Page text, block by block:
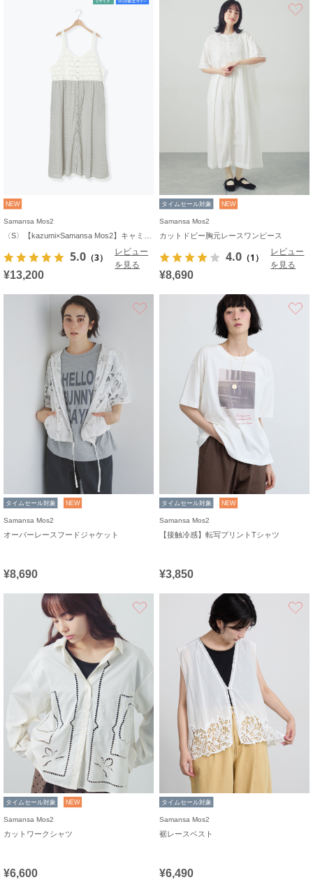
NEW
Samansa Mos2
5.0 （3）
レビュー
を見る
¥13,200
タイムセール対象 NEW
Samansa Mos2
カットドビー胸元レースワンピース
4.0 （1）
レビュー
を見る
¥8,690
タイムセール対象 NEW
Samansa Mos2
オーバーレースフードジャケット
¥8,690
タイムセール対象 NEW
Samansa Mos2
【接触冷感】転写プリントTシャツ
¥3,850
タイムセール対象 NEW
Samansa Mos2
カットワークシャツ
¥6,600
タイムセール対象
Samansa Mos2
裾レースベスト
¥6,490